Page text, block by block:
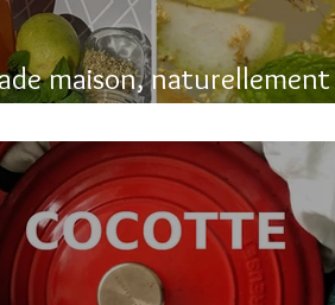
maison, naturellement